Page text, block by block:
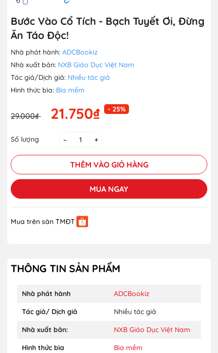
Bước Vào Cổ Tích - Bạch Tuyết Ơi, Đừng
Ăn Táo Độc!
Nhà phát hành: ADCBookiz
Nhà xuất bản: NXB Giáo Dục Việt Nam
Tác giả/Dịch giả: Nhiều tác giả
Hình thức bìa: Bìa mềm
29.000₫ 21.750₫ - 25%
Số lượng – +
THÊM VÀO GIỎ HÀNG
MUA NGAY
Mua trên sàn TMĐT
THÔNG TIN SẢN PHẨM
Nhà phát hành ADCBookiz
Tác giả/ Dịch giả Nhiều tác giả
Nhà xuất bản: NXB Giáo Dục Việt Nam
Hình thức bìa Bìa mềm